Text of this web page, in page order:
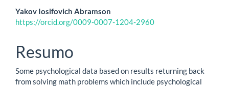
Conteúdo
do
artigo
principal
Yakov Iosifovich Abramson
https://orcid.org/0009-0007-1204-2960
Resumo
Some psychological data based on results returning back
from solving math problems which include psychological